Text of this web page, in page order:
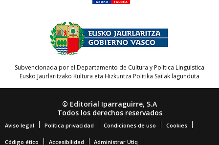
Subvencionada por el Departamento de Cultura y Política Lingüística
Eusko Jaurlaritzako Kultura eta Hizkuntza Politika Sailak lagunduta
© Editorial Iparraguirre, S.A
Todos los derechos reservados
Aviso legal Política privacidad Condiciones de uso Cookies
Código ético Accesibilidad Administrar Utiq